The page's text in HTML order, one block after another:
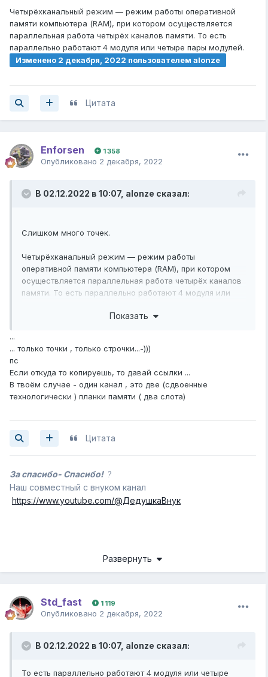
Четырёхканальный режим — режим работы оперативной
памяти компьютера (RAM), при котором осуществляется
параллельная работа четырёх каналов памяти. То есть
параллельно работают 4 модуля или четыре пары модулей.
Изменено 2 декабря, 2022 пользователем alonze
Цитата
Enforsen 1 358
Опубликовано 2 декабря, 2022
В 02.12.2022 в 10:07, alonze сказал:
Слишком много точек.
Четырёхканальный режим — режим работы
оперативной памяти компьютера (RAM), при котором
осуществляется параллельная работа четырёх каналов
памяти. То есть параллельно работают 4 модуля или
Показать
...
... только точки , только строчки...-)))
пс
Если откуда то копируешь, то давай ссылки ...
В твоём случае - один канал , это две (сдвоенные
технологически ) планки памяти ( два слота)
Цитата
За спасибо- Спасибо! ?
Наш совместный с внуком канал
https://www.youtube.com/@ДедушкаВнук
Развернуть
Std_fast 1 119
Опубликовано 2 декабря, 2022
В 02.12.2022 в 10:07, alonze сказал:
То есть параллельно работают 4 модуля или четыре